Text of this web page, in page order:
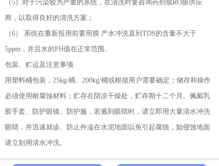
（5）对于污染较为严重的系统，在清洗时要咨询药剂或RO膜供应
商，以取得良好的清洗方案；
（6） 系统在重新投用前要用膜 产水冲洗直到TDS的含量不大于
5ppm，并且水的PH值在正常范围。
包装、贮运及注意事项
用塑料桶包装，25kg/桶、200kg/桶或根据用户需要确定；储存和操作
必须使用耐腐蚀材料；贮存在阴凉干燥处，贮存期十二个月。佩戴乳
胶手套、防护眼镜、防护服，若溅到眼睛时，请立即用大量清水冲洗
眼睛，并迅速就诊。防止外溢在水泥地面以免引起腐蚀，如侵蚀地面
请立刻用清水冲洗。